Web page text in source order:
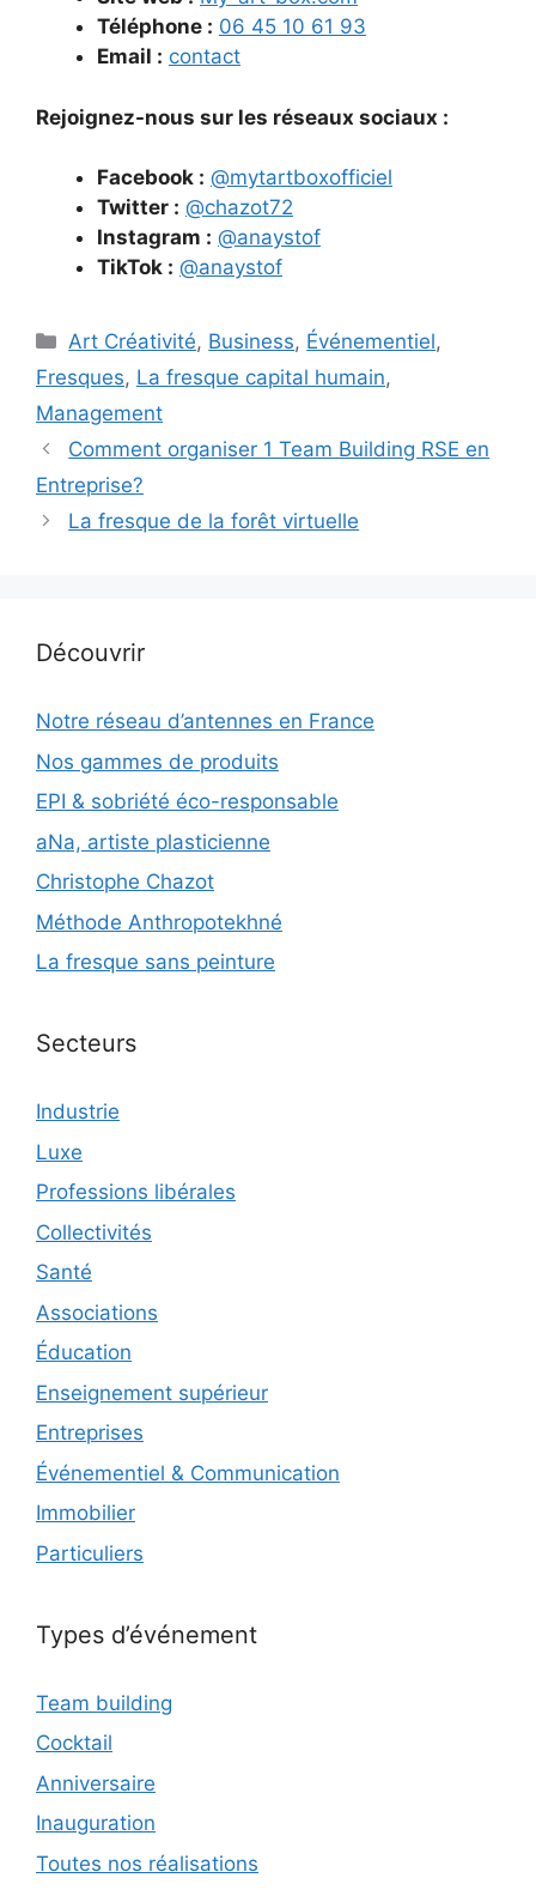
Téléphone : 06 45 10 61 93
Email : contact
Rejoignez-nous sur les réseaux sociaux :
Facebook : @mytartboxofficiel
Twitter : @chazot72
Instagram : @anaystof
TikTok : @anaystof
Catégories
Art Créativité, Business, Événementiel,
Fresques, La fresque capital humain,
Management
Comment organiser 1 Team Building RSE en
Entreprise?
La fresque de la forêt virtuelle
Découvrir
Notre réseau d’antennes en France
Nos gammes de produits
EPI & sobriété éco-responsable
aNa, artiste plasticienne
Christophe Chazot
Méthode Anthropotekhné
La fresque sans peinture
Secteurs
Industrie
Luxe
Professions libérales
Collectivités
Santé
Associations
Éducation
Enseignement supérieur
Entreprises
Événementiel & Communication
Immobilier
Particuliers
Types d’événement
Team building
Cocktail
Anniversaire
Inauguration
Toutes nos réalisations